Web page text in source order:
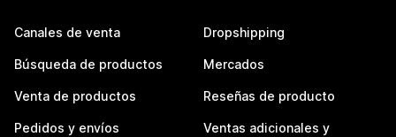
Canales de venta
Búsqueda de productos
Venta de productos
Pedidos y envíos
Dropshipping
Mercados
Reseñas de producto
Ventas adicionales y